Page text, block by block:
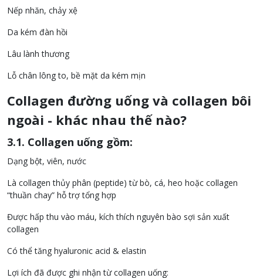
Nếp nhăn, chảy xệ
Da kém đàn hồi
Lâu lành thương
Lỗ chân lông to, bề mặt da kém mịn
Collagen đường uống và collagen bôi
ngoài - khác nhau thế nào?
3.1. Collagen uống gồm:
Dạng bột, viên, nước
Là collagen thủy phân (peptide) từ bò, cá, heo hoặc collagen
“thuần chay” hỗ trợ tổng hợp
Được hấp thu vào máu, kích thích nguyên bào sợi sản xuất
collagen
Có thể tăng hyaluronic acid & elastin
Lợi ích đã được ghi nhận từ collagen uống: